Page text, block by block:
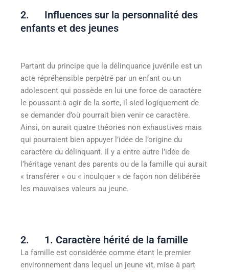
2. Influences sur la personnalité des
enfants et des jeunes
Partant du principe que la délinquance juvénile est un
acte répréhensible perpétré par un enfant ou un
adolescent qui possède en lui une force de caractère
le poussant à agir de la sorte, il sied logiquement de
se demander d’où pourrait bien venir ce caractère.
Ainsi, on aurait quatre théories non exhaustives mais
qui pourraient bien appuyer l’idée de l’origine du
caractère du délinquant. Il y a entre autre l’idée de
l’héritage venant des parents ou de la famille qui aurait
« transférer » ou « inculquer » de façon non délibérée
les mauvaises valeurs au jeune.
2. 1. Caractère hérité de la famille
La famille est considérée comme étant le premier
environnement dans lequel un jeune vit, mise à part